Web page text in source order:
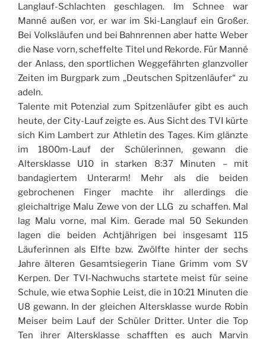
Langlauf-Schlachten geschlagen. Im Schnee war
Manné außen vor, er war im Ski-Langlauf ein Großer.
Bei Volksläufen und bei Bahnrennen aber hatte Weber
die Nase vorn, scheffelte Titel und Rekorde. Für Manné
der Anlass, den sportlichen Weggefährten glanzvoller
Zeiten im Burgpark zum „Deutschen Spitzenläufer“ zu
adeln.
Talente mit Potenzial zum Spitzenläufer gibt es auch
heute, der City-Lauf zeigte es. Aus Sicht des TVI kürte
sich Kim Lambert zur Athletin des Tages. Kim glänzte
im 1800m-Lauf der Schülerinnen, gewann die
Altersklasse U10 in starken 8:37 Minuten – mit
bandagiertem Unterarm! Mehr als die beiden
gebrochenen Finger machte ihr allerdings die
gleichaltrige Malu Zewe von der LLG zu schaffen. Mal
lag Malu vorne, mal Kim. Gerade mal 50 Sekunden
lagen die beiden Achtjährigen bei insgesamt 115
Läuferinnen als Elfte bzw. Zwölfte hinter der sechs
Jahre älteren Gesamtsiegerin Tiane Grimm vom SV
Kerpen. Der TVI-Nachwuchs startete meist für seine
Schule, wie etwa Sophie Leist, die in 10:21 Minuten die
U8 gewann. In der gleichen Altersklasse wurde Robin
Meiser beim Lauf der Schüler Dritter. Unter die Top
Ten ihrer Altersklasse schafften es auch Marvin